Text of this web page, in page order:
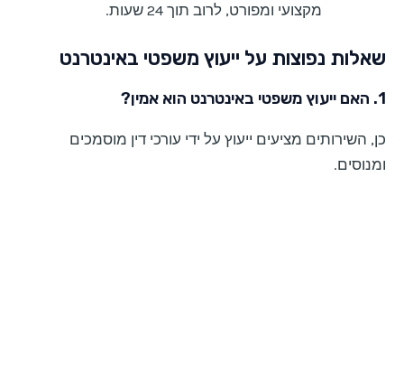
מקצועי ומפורט, לרוב תוך 24 שעות.
שאלות נפוצות על ייעוץ משפטי באינטרנט
1. האם ייעוץ משפטי באינטרנט הוא אמין?
כן, השירותים מציעים ייעוץ על ידי עורכי דין מוסמכים
ומנוסים.